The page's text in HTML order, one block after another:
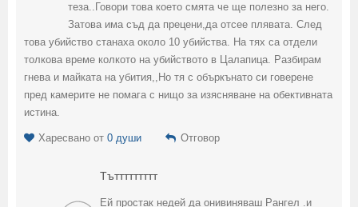
теза..Говори това което смята че ще полезно за него.
Затова има съд да прецени,да отсее плявата. След
това убийство станаха около 10 убийства. На тях са отдели
толкова време колкото на убийството в Цалапица. Разбирам
гнева и майката на убития,,Но тя с объркънато си говерене
пред камерите не помага с нищо за изясняване на обективната
истина.
Харесвано от 0 души Отговор
Тъттттттттт
Ей простак недей да онивиняваш Рангел .и